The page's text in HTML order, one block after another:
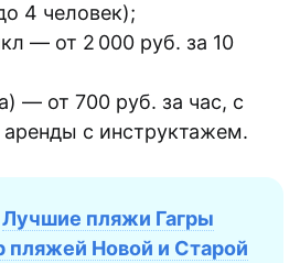
4 человек);
— от 2 000 руб. за 10
— от 700 руб. за час, с
с инструктажем.
Лучшие пляжи Гагры
пляжей Новой и Старой